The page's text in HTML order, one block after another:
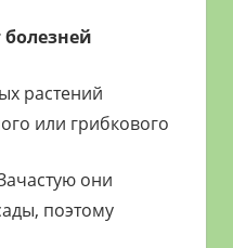
растений
или грибкового
они
поэтому